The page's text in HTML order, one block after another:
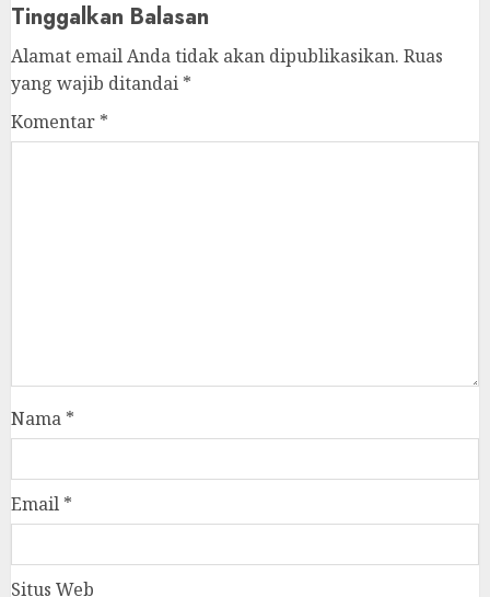
Tinggalkan Balasan
Alamat email Anda tidak akan dipublikasikan. Ruas
yang wajib ditandai *
Komentar *
Nama *
Email *
Situs Web